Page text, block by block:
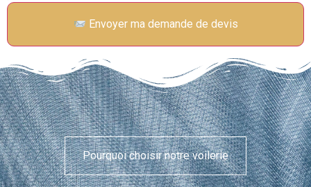
Envoyer ma demande de devis
Pourquoi choisir notre voilerie